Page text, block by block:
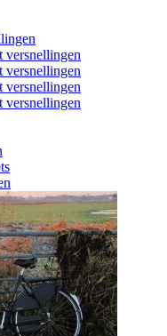
versnellingen
versnellingen
versnellingen
versnellingen